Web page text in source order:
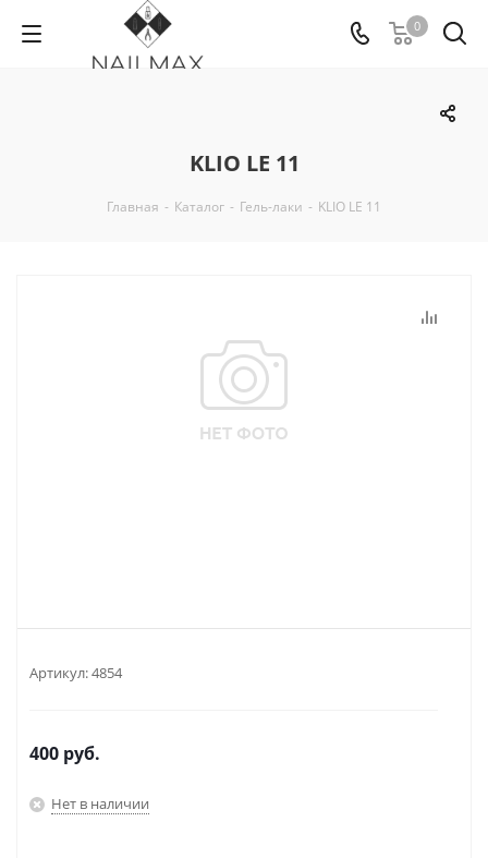
0
KLIO LE 11
Главная - Каталог - Гель-лаки - KLIO LE 11
Артикул:4854
400 руб.
Нет в наличии